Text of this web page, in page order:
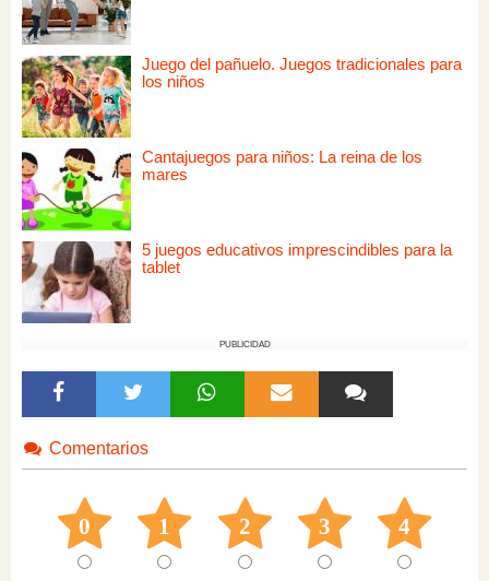
Juego del pañuelo. Juegos tradicionales para
los niños
Cantajuegos para niños: La reina de los
mares
5 juegos educativos imprescindibles para la
tablet
PUBLICIDAD
Comentarios
0 1 2 3 4